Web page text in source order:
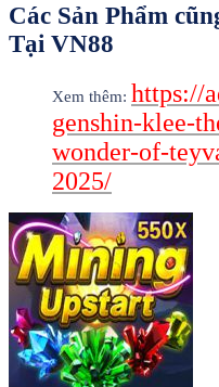
Các Sản Phẩm
Tại VN88
Xem thêm: https://
genshin-klee-
wonder-of-
2025/